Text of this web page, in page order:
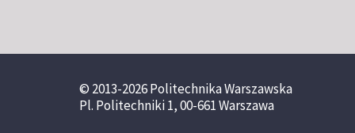
© 2013-2026 Politechnika Warszawska
Pl. Politechniki 1, 00-661 Warszawa